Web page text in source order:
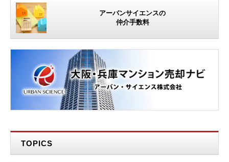
アーバンサイエンスの
仲介手数料
TOPICS